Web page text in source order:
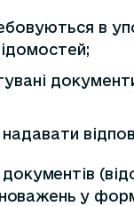
в
документів
у